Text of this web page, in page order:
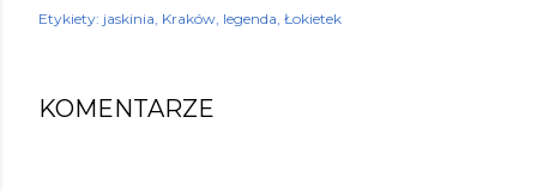
Etykiety: jaskinia Kraków legenda Łokietek
KOMENTARZE